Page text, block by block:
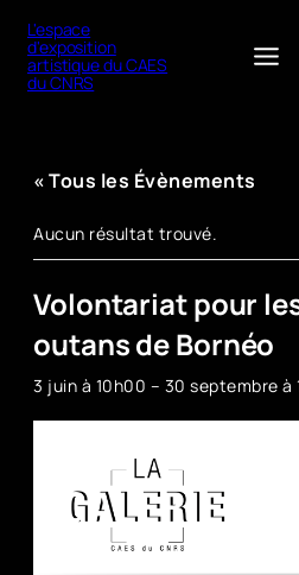
L'espace
d'exposition
artistique du CAES
du CNRS
« Tous les Évènements
Aucun résultat trouvé.
Volontariat pour
outans de Bornéo
3 juin à 10h00 – 30 septembre à